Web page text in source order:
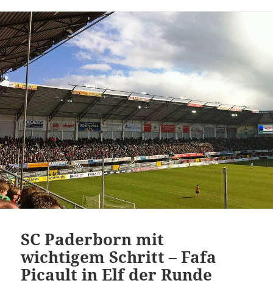
SC Paderborn mit
wichtigem Schritt – Fafa
Picault in Elf der Runde